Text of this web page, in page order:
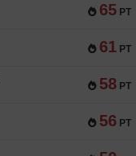
65 PT
61 PT
58 PT
56 PT